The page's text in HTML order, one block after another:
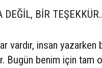
DEĞİL, BİR
vardır, insan yazarken
Bugün benim için tam